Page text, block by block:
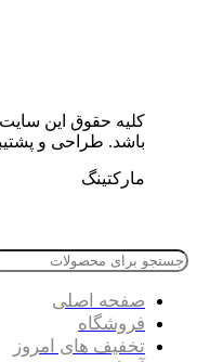
کلیه حقوق این
باشد. طراحی و
مارکتینگ
صفحه اصلی
فروشگاه
تخفیف های امروز